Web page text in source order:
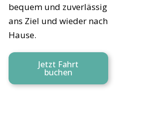
bequem und zuverlässig
ans Ziel und wieder nach
Hause.
Jetzt Fahrt
buchen